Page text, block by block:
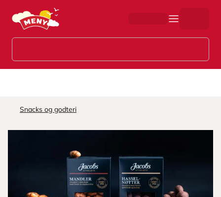
Hopp til hovedinnhold
Snacks og godteri